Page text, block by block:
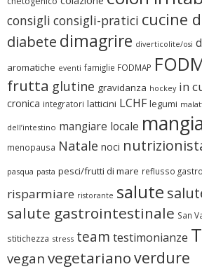
consigli consigli-pratici cucine
diabete dimagrire diverticolite/osi
aromatiche eventi famiglie FODMAP
frutta glutine gravidanza hockey in
cronica integratori latticini LCHF legumi
dell’intestino mangiare locale
menopausa Natale noci
pasqua pasta pesci/frutti di mare reflusso
risparmiare ristorante salute
salute gastrointestinale San
stitichezza stress team testimonianze
vegan vegetarianoverdure